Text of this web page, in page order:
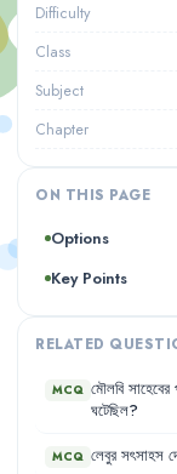
Difficulty
Class
Subject
Chapter
ON THIS PAGE
Options
Key Points
RELATED
MCQ মৌলবি সাহেবের
ঘটেছিল?
MCQ লেবুর সৎসাহস